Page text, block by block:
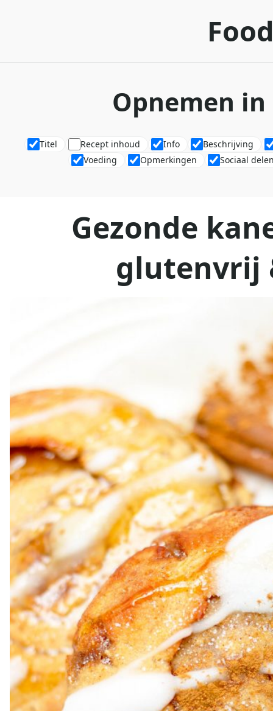
Opnemen
Titel Recept inhoud Info
Beschrijving
Voeding
Opmerkingen Sociaal
Gezonde
glutenvrij